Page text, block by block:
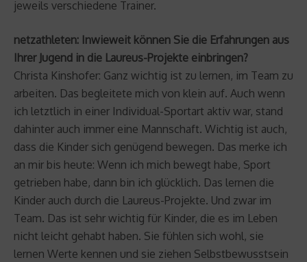
jeweils verschiedene Trainer.
netzathleten: Inwieweit können Sie die Erfahrungen aus
Ihrer Jugend in die Laureus-Projekte einbringen?
Christa Kinshofer: Ganz wichtig ist zu lernen, im Team zu
arbeiten. Das begleitete mich von klein auf. Auch wenn
ich letztlich in einer Individual-Sportart aktiv war, stand
dahinter auch immer eine Mannschaft. Wichtig ist auch,
dass die Kinder sich genügend bewegen. Das merke ich
an mir bis heute: Wenn ich mich bewegt habe, Sport
getrieben habe, dann bin ich glücklich. Das lernen die
Kinder auch durch die Laureus-Projekte. Und zwar im
Team. Das ist sehr wichtig für Kinder, die es im Leben
nicht leicht gehabt haben. Sie fühlen sich wohl, sie
lernen Werte kennen und sie ziehen Selbstbewusstsein